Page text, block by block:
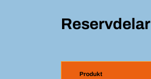
Reservdelar
Produkt